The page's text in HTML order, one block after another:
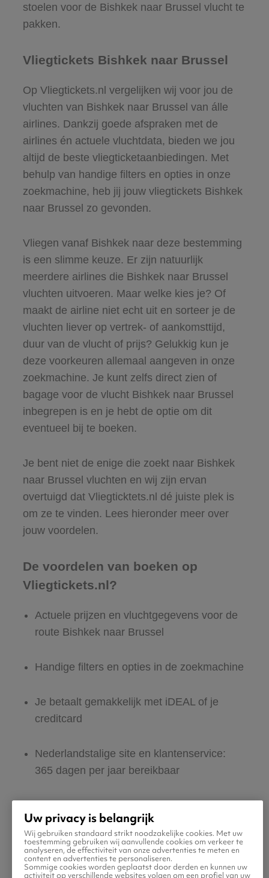
stoelen voor de Bishkek naar Brussel vlucht te
pakken.
Vliegtickets Bishkek naar Brussel
Op Vliegtickets.nl vergelijken wij voor jou de
vluchten van Bishkek naar Brussel van álle
airlines. Dankzij goede afspraken met de
airlines én actuele vluchtdata, bieden we jou
altijd de beste vliegticketaanbiedingen. Met
behulp van handige filters en opties in onze
zoekmachine, heb jij jouw vliegtickets Bishkek
naar Brussel zo gevonden.
Vliegen vanaf Bishkek naar deze bestemming
is een slimme keuze. Er zijn natuurlijk
meerdere airlines die Bishkek naar Brussel
vluchten uitvoeren. Maar welke kies je? Of
maakt de airline niet echt uit en sorteer je de
vluchten liever op vertrek- of aankomsttijd,
duur van de vlucht of prijs? Gelukkig kun je
deze voorkeuren allemaal aangeven in onze
zoekmachine. Je kunt zelfs direct zien of
bagage voor de vlucht Bishkek naar Brussel
inbegrepen is en je hebt de optie om dit
eventueel bij te boeken.
Je bent niet de enige die zoekt naar Bishkek
naar Brussel vluchten en wij zijn ervan
overtuigd dat Vliegticktets.nl dé juiste plek is
om ze te vinden. Lees hieronder meer over
jouw voordelen.
De voordelen van boeken op
Vliegtickets.nl?
Actuele prijzen en vluchtgegevens voor de
route Bishkek naar Brussel
Handige filters en opties in de zoekmachine
Je betaalt gemakkelijk met iDEAL of je
creditcard
Nederlandstalige site en klantenservice:
365 dagen per jaar bereikbaar
Boek ook direct een hotel of huurauto voor
in Brussel
Uw privacy is belangrijk
Wij gebruiken standaard strikt noodzakelijke cookies. Met uw
toestemming gebruiken wij aanvullende cookies om verkeer te
analyseren, de effectiviteit van onze advertenties te meten en
content en advertenties te personaliseren.
Sommige cookies worden geplaatst door derden en kunnen uw
activiteit op verschillende websites volgen om een profiel van uw